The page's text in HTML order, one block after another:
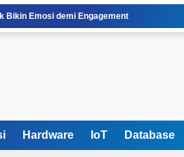
Bikin Emosi demi Engagement
Bagi Otak
Riset Kuantum & Siber Kanada
AI Juni 2026 Terlengkap
Hardware IoT Database